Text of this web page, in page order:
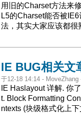
用旧的Charset方法来
L5的Charset能否被
法，其实大家应该都很
IE BUG相关文
于12-18 14:14 -
IE Haslayout 详解. 你
t. Block Formatting
ntexts (块级格式化上